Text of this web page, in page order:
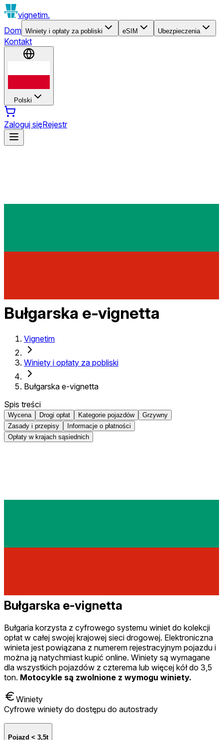
vignetim.
Dom Winiety i opłaty za pobliski eSIM Ubezpieczenia
Kontakt
Polski
Zaloguj sięRejestr
Bułgarska e-vignetta
Vignetim
Winiety i opłaty za pobliski
Bułgarska e-vignetta
Spis treści
Wycena Drogi opłat Kategorie pojazdów
Grzywny
Zasady i przepisy
Informacje o płatności
Opłaty w krajach sąsiednich
Bułgarska e-vignetta
Bułgaria korzysta z cyfrowego systemu winiet do kolekcji
opłat w całej swojej krajowej sieci drogowej. Elektroniczna
winieta jest powiązana z numerem rejestracyjnym pojazdu i
można ją natychmiast kupić online. Winiety są wymagane
dla wszystkich pojazdów z czterema lub więcej kół do 3,5
ton. Motocykle są zwolnione z wymogu winiety.
Winiety
Cyfrowe winiety do dostępu do autostrady
Pojazd < 3,5t